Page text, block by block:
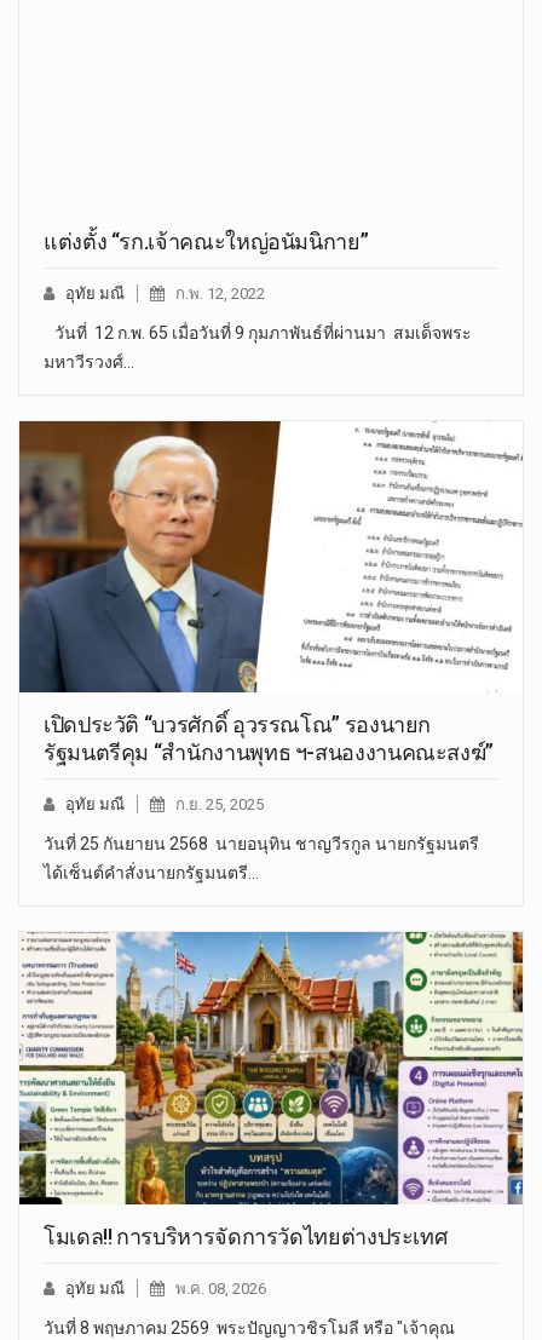
แต่งตั้ง “รก.เจ้าคณะใหญ่อนัมนิกาย”
อุทัย มณี ก.พ. 12, 2022
วันที่ 12 ก.พ. 65 เมื่อวันที่ 9 กุมภาพันธ์ที่ผ่านมา สมเด็จพระ
มหาวีรวงศ์…
เปิดประวัติ “บวรศักดิ์ อุวรรณโณ” รองนายก
รัฐมนตรีคุม “สำนักงานพุทธ ฯ-สนองงานคณะสงฆ์”
อุทัย มณี ก.ย. 25, 2025
วันที่ 25 กันยายน 2568 นายอนุทิน ชาญวีรกูล นายกรัฐมนตรี
ได้เซ็นต์คำสั่งนายกรัฐมนตรี…
โมเดล!! การบริหารจัดการวัดไทยต่างประเทศ
อุทัย มณี พ.ค. 08, 2026
วันที่ 8 พฤษภาคม 2569 พระปัญญาวชิรโมลี หรือ "เจ้าคุณ